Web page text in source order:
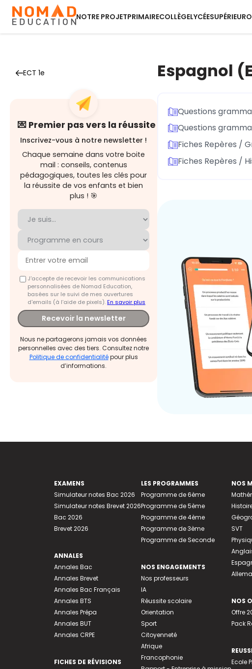
NOTRE PROJETPRIMAIRECOLLÈGELYCÉESUPÉRIEUR
ECT 1e
💌 Premier pas vers la réussite
Inscrivez-vous à notre newsletter !
Chaque semaine dans votre boite
mail : conseils, contenus
pédagogiques, toutes les clés pour
la réussite de vos enfants et bien
plus ! 🎯
J'accepte de recevoir les communications
personnalisées de Nomad Education,
basées sur le suivi de mes ouvertures
d'emails (à l’aide de pixels).En savoir plus
Recevoir la newsletter
Nous ne partagerons jamais vos données
personnelles avec des tiers. Consultez notre
Politique de confidentialitépour plus
d’informations.
Espagnol
Questions
Questions
Fiches Repères /
Fiches Repères /
EXAMENS
Simulateur notes Bac 2026
Simulateur notes Brevet 2026
Bac 2026
Brevet 2026
ANNALES
Annales Bac
Annales Brevet
Annales Bac Français
Annales BTS
Annales Prépa
Annales BUT
Annales CRPE
FICHES DE RÉVISIONS
LES PROGRAMMES
Programme de 6ème
Programme de 5ème
Programme de 4ème
Programme de 3ème
Programme de Seconde
NOS ENGAGEMENTS
Nos professeurs
IA
Réussite scolaire
Orientation
Sport
Citoyenneté
Afrique
Francophonie
NOS
SVT
NOS
Offre
Pack
Ecole